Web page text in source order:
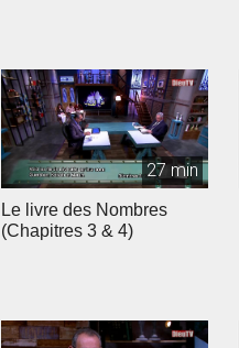
27 min
Le livre des Nombres
(Chapitres 3 & 4)